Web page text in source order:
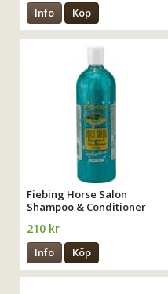
Info Köp
Fiebing Horse Salon
Shampoo & Conditioner
210 kr
Info Köp